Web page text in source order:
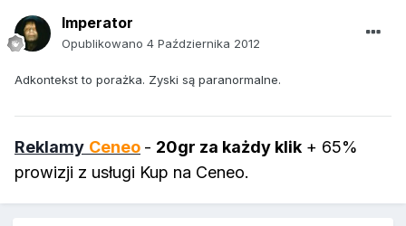
Imperator
Opublikowano 4 Października 2012
Adkontekst to porażka. Zyski są paranormalne.
Reklamy Ceneo - 20gr za każdy klik + 65%
prowizji z usługi Kup na Ceneo.